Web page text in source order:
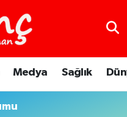
Medya Sağlık